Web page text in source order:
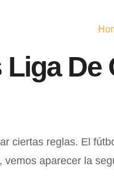
ciertas reglas. El
aparecer la